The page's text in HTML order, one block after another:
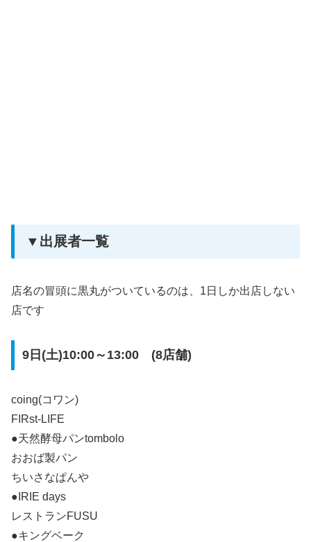
▼出展者一覧
店名の冒頭に黒丸がついているのは、1日しか出店しない
店です
9日(土)10:00～13:00 (8店舗)
coing(コワン)
FIRst-LIFE
●天然酵母パンtombolo
おおば製パン
ちいさなぱんや
●IRIE days
レストランFUSU
●キングベーク